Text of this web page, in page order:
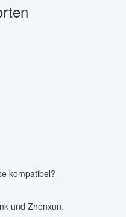
kompatibel?
und Zhenxun.